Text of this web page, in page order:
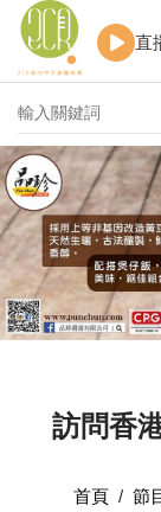
直
訪問香
首頁 / 節